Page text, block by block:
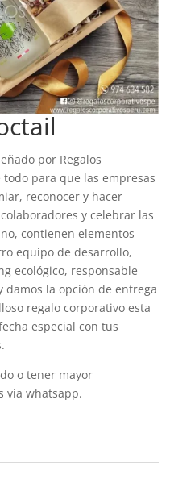
por Regalos
para que las empresas
reconocer y hacer
y celebrar las
contienen elementos
equipo de desarrollo,
ecológico, responsable
damos la opción de entrega
regalo corporativo esta
especial con tus
o tener mayor
vía whatsapp.